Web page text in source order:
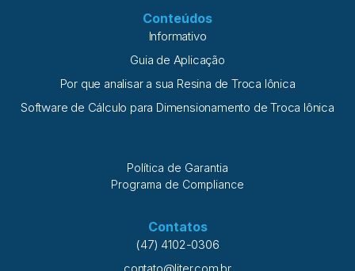
Conteúdos
Informativo
Guia de Aplicação
Por que analisar a sua Resina de Troca Iônica
Software de Cálculo para Dimensionamento de Troca Iônica
Política de Garantia
Programa de Compliance
Contatos
(47) 4102-0306